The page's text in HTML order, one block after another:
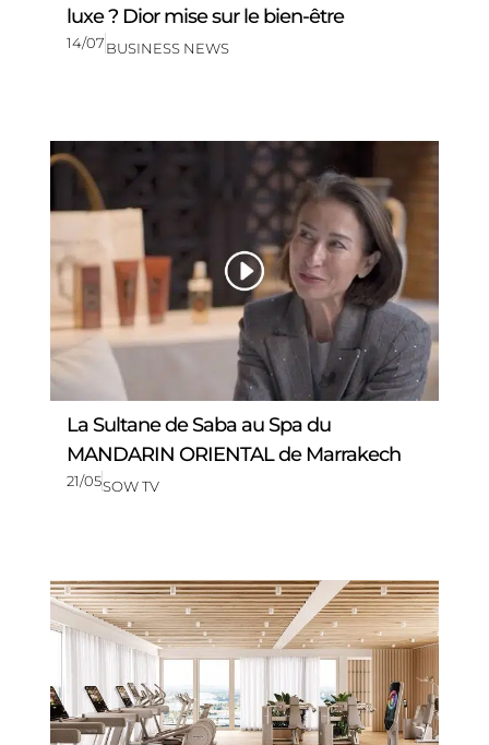
luxe ? Dior mise sur le bien-être
14/07BUSINESS NEWS
La Sultane de Saba au Spa du
MANDARIN ORIENTAL de Marrakech
21/05SOW TV